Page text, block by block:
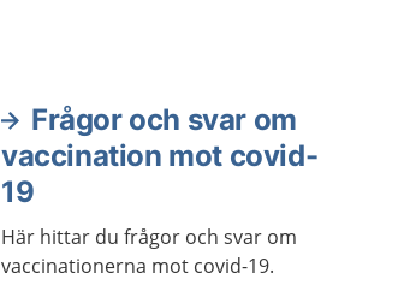
Frågor och svar om
vaccination mot covid-
19
Här hittar du frågor och svar om
vaccinationerna mot covid-19.